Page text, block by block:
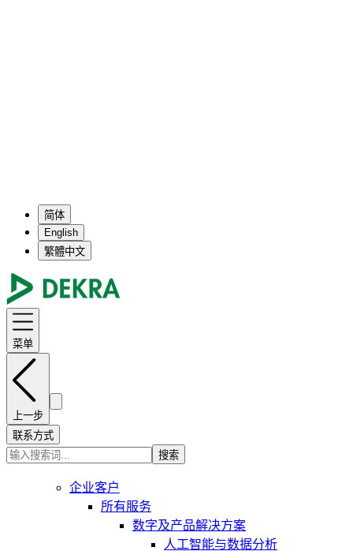
简体
English
繁體中文
菜单
上一步
联系方式
搜索
企业客户
所有服务
数字及产品解决方案
人工智能与数据分析